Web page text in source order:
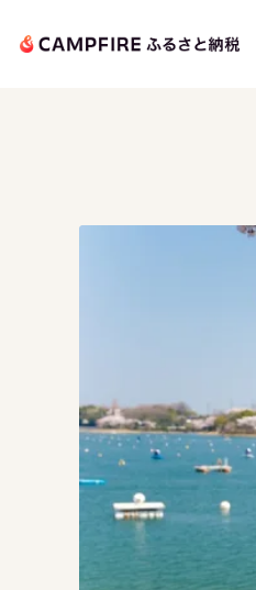
アー
ビ
まち